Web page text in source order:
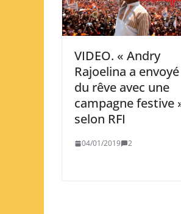
VIDEO. « Andry
Rajoelina a envoyé
du rêve avec une
campagne festive
selon RFI
04/01/2019 2